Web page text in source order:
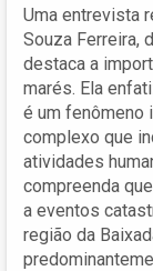
Uma entrevista
Souza Ferreira,
destaca a
marés. Ela
é um fenômeno
complexo que
atividades
compreenda
a eventos
região da